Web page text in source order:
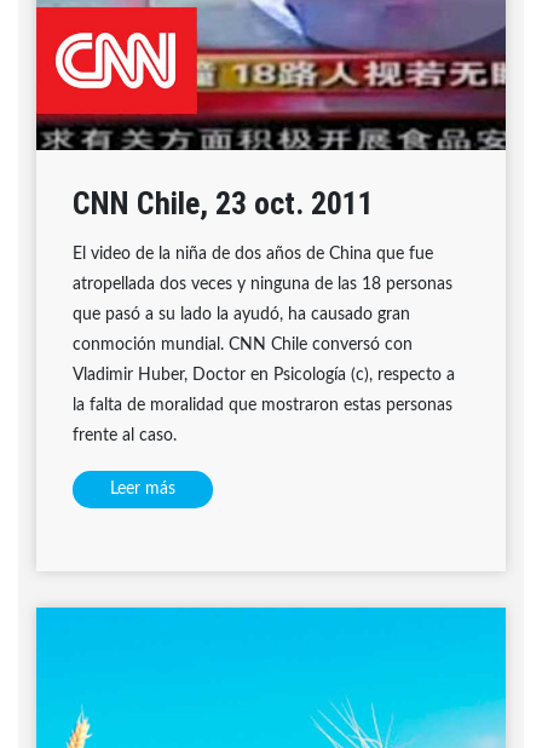
CNN Chile, 23 oct. 2011
El video de la niña de dos años de China que fue
atropellada dos veces y ninguna de las 18 personas
que pasó a su lado la ayudó, ha causado gran
conmoción mundial. CNN Chile conversó con
Vladimir Huber, Doctor en Psicología (c), respecto a
la falta de moralidad que mostraron estas personas
frente al caso.
Leer más